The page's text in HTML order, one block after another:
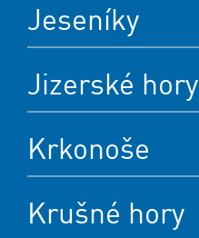
Jeseníky
Jizerské hory
Krkonoše
Krušné hory